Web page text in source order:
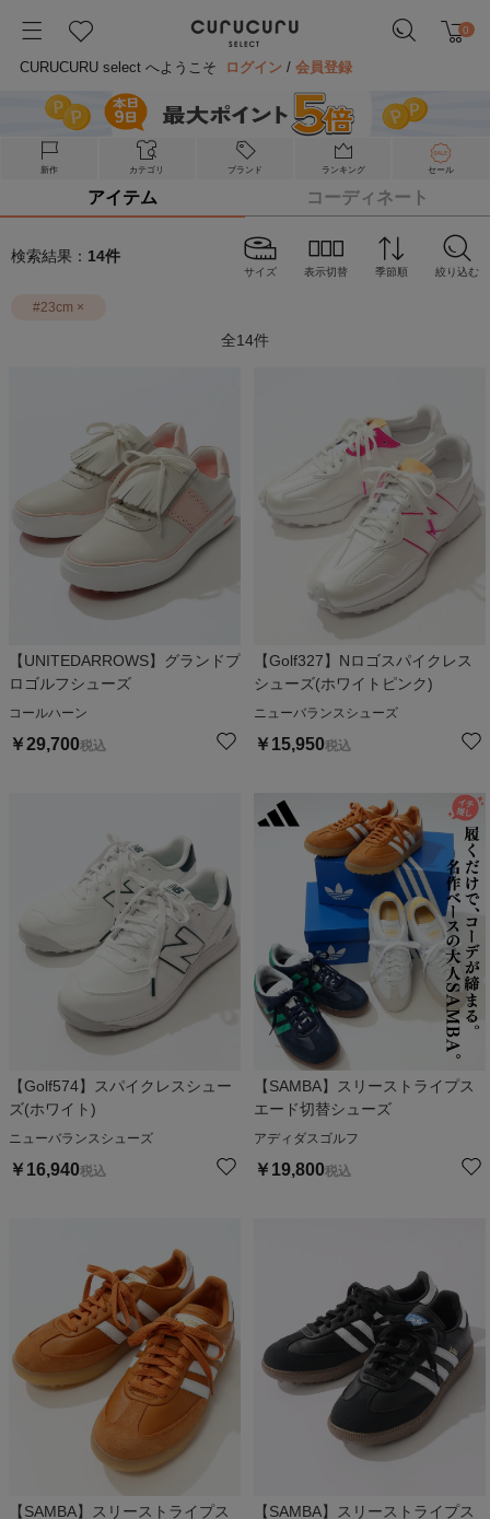
0
CURUCURU select へようこそ ログイン /会員登録
新作 カテゴリ ブランド ランキング セール
アイテム コーディネート
検索結果： 14件
サイズ 表示切替 季節順 絞り込む
#23cm ×
全14件
【UNITEDARROWS】グランドプ
ロゴルフシューズ
コールハーン
￥29,700税込
【Golf327】Nロゴスパイクレス
シューズ(ホワイトピンク)
ニューバランスシューズ
￥ 15,950税込
【Golf574】スパイクレスシュー
ズ(ホワイト)
ニューバランスシューズ
￥ 16,940税込
【SAMBA】スリーストライプス
エード切替シューズ
アディダスゴルフ
￥ 19,800税込
【SAMBA】スリーストライプス
【SAMBA】スリーストライプス